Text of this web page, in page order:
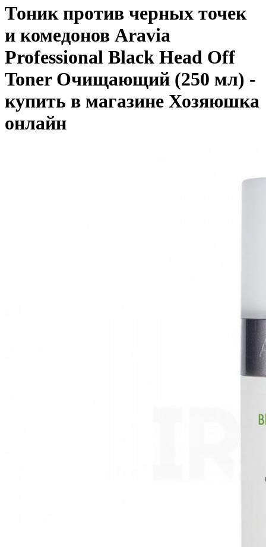
Тоник против черных точек
и комедонов Aravia
Professional Black Head Off
Toner Очищающий (250 мл) -
купить в магазине Хозяюшка
онлайн